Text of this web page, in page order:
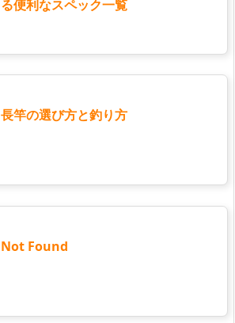
る便利なスペック一覧
長竿の選び方と釣り方
Not Found